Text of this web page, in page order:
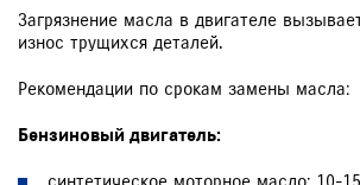
Загрязнение масла в двигателе
износ трущихся деталей.
Рекомендации по срокам замены масла:
Бензиновый двигатель: